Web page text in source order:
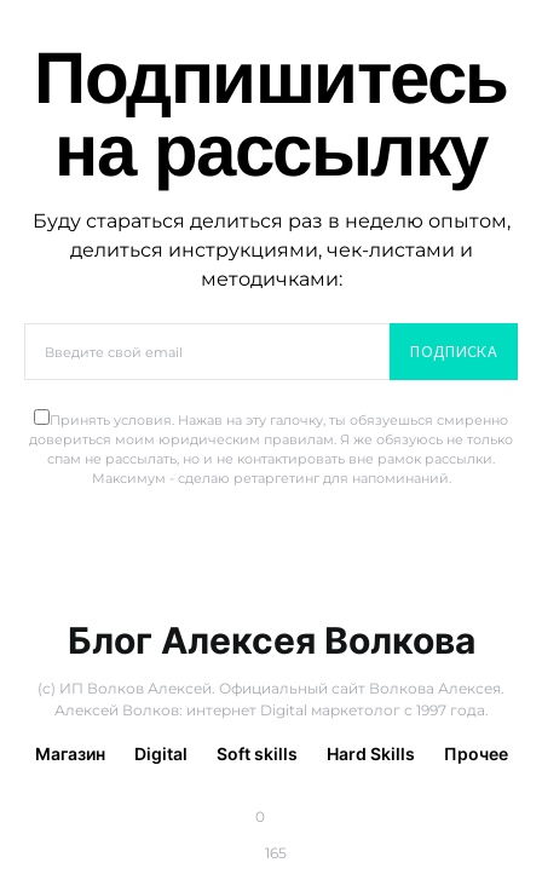
Подпишитесь
на рассылку
Буду стараться делиться раз в неделю опытом,
делиться инструкциями, чек-листами и
методичками:
ПОДПИСКА
Принять условия. Нажав на эту галочку, ты обязуешься смиренно
довериться моим юридическим правилам. Я же обязуюсь не только
спам не рассылать, но и не контактировать вне рамок рассылки.
Максимум - сделаю ретаргетинг для напоминаний.
Блог Алексея Волкова
(с) ИП Волков Алексей. Официальный сайт Волкова Алексея.
Алексей Волков: интернет Digital маркетолог с 1997 года.
0
165
Магазин Digital Soft skills Hard Skills Прочее